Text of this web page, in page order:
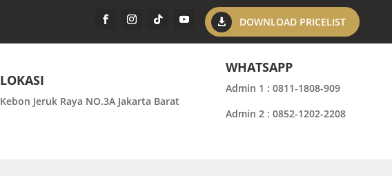
DOWNLOAD PRICELIST
LOKASI
Kebon Jeruk Raya NO.3A Jakarta Barat
WHATSAPP
Admin 1 : 0811-1808-909
Admin 2 : 0852-1202-2208